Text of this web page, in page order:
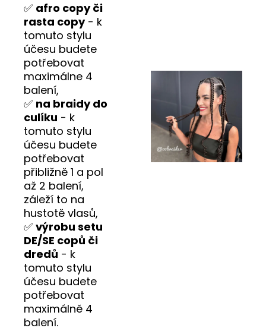
✅ afro copy či
rasta copy- k
tomuto stylu
účesu budete
potřebovat
maximálne 4
balení,
✅ na braidy do
culíku - k
tomuto stylu
účesu budete
potřebovat
přibližně 1 a pol
až 2 balení,
záleží to na
hustotě vlasů,
✅ výrobu setu
DE/SE copů či
dredů - k
tomuto stylu
účesu budete
potřebovat
maximálně 4
balení.